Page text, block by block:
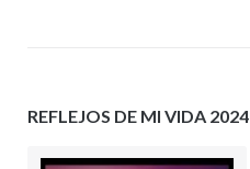
REFLEJOS DE MI VIDA 2024